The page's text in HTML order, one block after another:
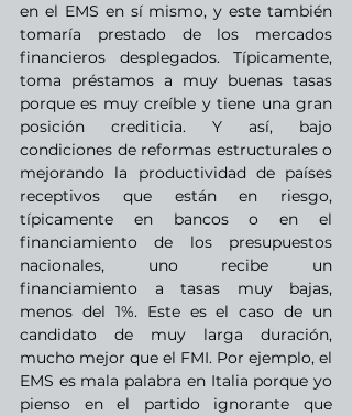
en el EMS en sí mismo, y este también
tomaría prestado de los mercados
financieros desplegados. Típicamente,
toma préstamos a muy buenas tasas
porque es muy creíble y tiene una gran
posición crediticia. Y así, bajo
condiciones de reformas estructurales o
mejorando la productividad de países
receptivos que están en riesgo,
típicamente en bancos o en el
financiamiento de los presupuestos
nacionales, uno recibe un
financiamiento a tasas muy bajas,
menos del 1%. Este es el caso de un
candidato de muy larga duración,
mucho mejor que el FMI. Por ejemplo, el
EMS es mala palabra en Italia porque yo
pienso en el partido ignorante que